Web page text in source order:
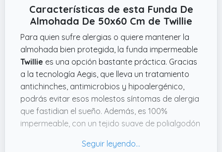
Características de esta Funda De
Almohada De 50x60 Cm de Twillie
Para quien sufre alergias o quiere mantener la
almohada bien protegida, la funda impermeable
Twillie es una opción bastante práctica. Gracias
a la tecnología Aegis, que lleva un tratamiento
antichinches, antimicrobios y hipoalergénico,
podrás evitar esos molestos síntomas de alergia
que fastidian el sueño. Además, es 100%
impermeable, con un tejido suave de polialgodón
almohada queda limpia y seca aunque sudes o